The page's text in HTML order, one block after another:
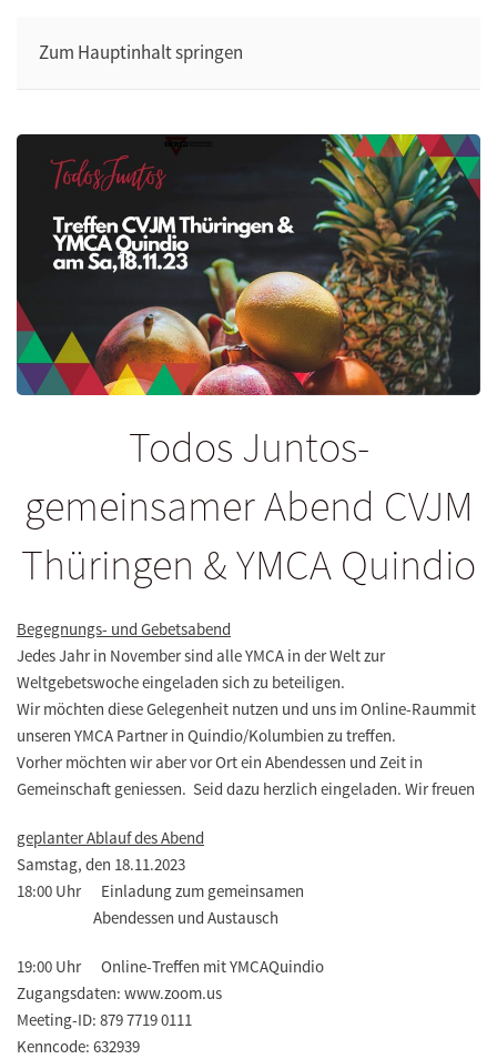
Zum Hauptinhalt springen
Todos Juntos-
gemeinsamer Abend CVJM
Thüringen & YMCA Quindio
Begegnungs- und Gebetsabend
Jedes Jahr in November sind alle YMCA in der Welt zur
Weltgebetswoche eingeladen sich zu beteiligen.
Wir möchten diese Gelegenheit nutzen und uns im Online-Raummit
unseren YMCA Partner in Quindio/Kolumbien zu treffen.
Vorher möchten wir aber vor Ort ein Abendessen und Zeit in
Gemeinschaft geniessen. Seid dazu herzlich eingeladen. Wir freuen
geplanter Ablauf des Abend
Samstag, den 18.11.2023
18:00 Uhr Einladung zum gemeinsamen
Abendessen und Austausch
19:00 Uhr Online-Treffen mit YMCAQuindio
Zugangsdaten: www.zoom.us
Meeting-ID: 879 7719 0111
Kenncode: 632939